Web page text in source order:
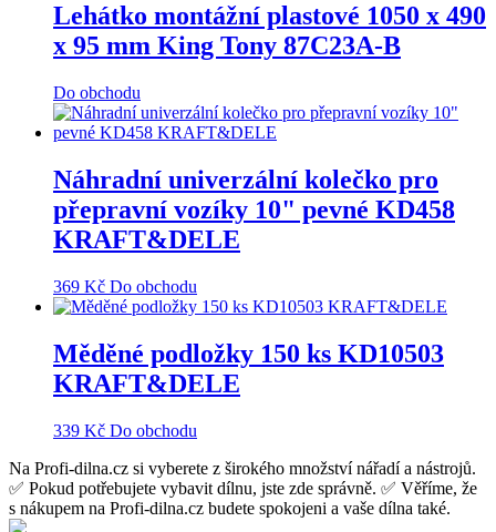
Lehátko montážní plastové 1050 x 490
x 95 mm King Tony 87C23A-B
Do obchodu
Náhradní univerzální kolečko pro
přepravní vozíky 10" pevné KD458
KRAFT&DELE
369 Kč Do obchodu
Měděné podložky 150 ks KD10503
KRAFT&DELE
339 Kč Do obchodu
Na Profi-dilna.cz si vyberete z širokého množství nářadí a nástrojů.
✅ Pokud potřebujete vybavit dílnu, jste zde správně. ✅ Věříme, že
s nákupem na Profi-dilna.cz budete spokojeni a vaše dílna také.